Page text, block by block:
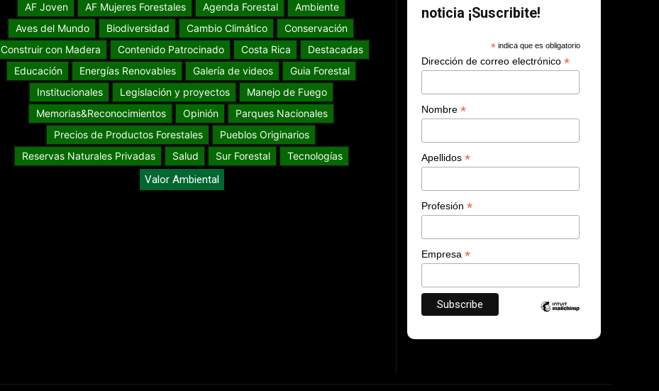
AF Joven AF Mujeres Forestales Agenda Forestal
Ambiente
Aves del Mundo
Biodiversidad Cambio Climático
Conservación
Construir con Madera
Contenido Patrocinado Costa Rica
Destacadas
Educación
Energías Renovables Galería de videos
Guia Forestal
Institucionales
Legislación y proyectos
Manejo de Fuego
Memorias&Reconocimientos
Opinión
Parques Nacionales
Precios de Productos Forestales
Pueblos Originarios
Reservas Naturales Privadas
Salud Sur Forestal Tecnologías
Valor Ambiental
noticia ¡Suscribite!
*indica que es obligatorio
Dirección de correo electrónico*
Nombre*
Apellidos*
Profesión*
Empresa*